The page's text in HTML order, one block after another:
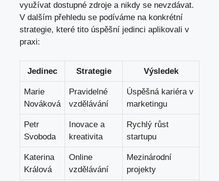
využívat ⁢dostupné ‌zdroje a nikdy se nevzdávat.
V dalším přehledu se ​podíváme na ‍konkrétní
strategie, ⁤které ‍tito úspěšní jedinci aplikovali v
praxi:
Jedinec Strategie Výsledek
Marie
Nováková
Pravidelné
vzdělávání
Úspěšná kariéra v
marketingu
Petr
Svoboda
Inovace a
kreativita
Rychlý růst
startupu
Katerina
Králová
Online
⁢vzdělávání
Mezinárodní
projekty